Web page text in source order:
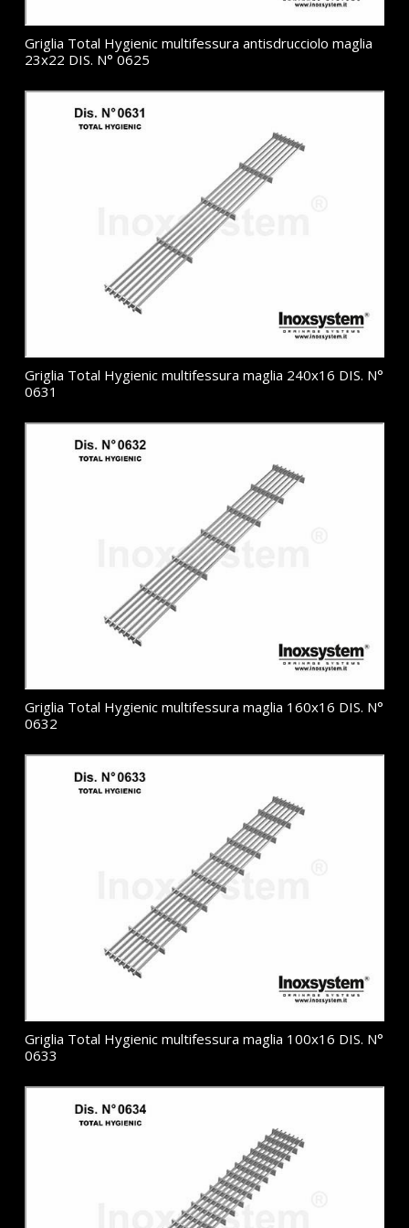
Griglia Total Hygienic multifessura antisdrucciolo maglia
23x22 DIS. N° 0625
Griglia Total Hygienic multifessura maglia 240x16 DIS. N°
0631
Griglia Total Hygienic multifessura maglia 160x16 DIS. N°
0632
Griglia Total Hygienic multifessura maglia 100x16 DIS. N°
0633